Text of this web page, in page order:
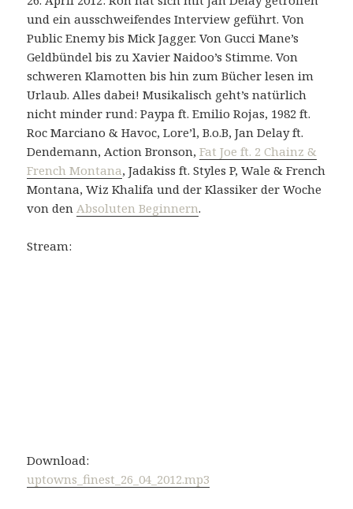
und ein ausschweifendes Interview geführt. Von
Public Enemy bis Mick Jagger. Von Gucci Mane’s
Geldbündel bis zu Xavier Naidoo’s Stimme. Von
schweren Klamotten bis hin zum Bücher lesen im
Urlaub. Alles dabei! Musikalisch geht’s natürlich
nicht minder rund: Paypa ft. Emilio Rojas, 1982 ft.
Roc Marciano & Havoc, Lore’l, B.o.B, Jan Delay ft.
Dendemann, Action Bronson,Fat Joe ft. 2 Chainz &
French Montana, Jadakiss ft. Styles P, Wale & French
Montana, Wiz Khalifa und der Klassiker der Woche
von denAbsoluten Beginnern.
Stream:
Download:
uptowns_finest_26_04_2012.mp3